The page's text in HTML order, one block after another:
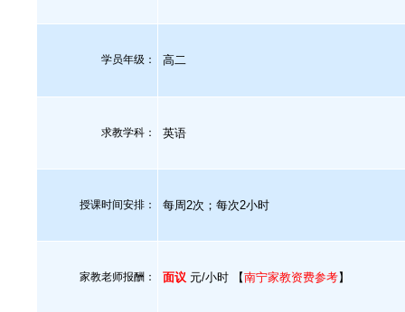
学员年级： 高二
求教学科： 英语
授课时间安排： 每周2次；每次2小时
家教老师报酬： 面议 元/小时 【南宁家教资费参考】